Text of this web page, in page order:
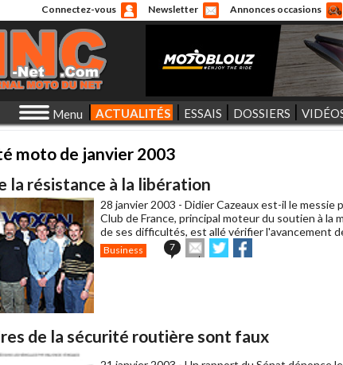
Connectez-vous Newsletter Annonces occasions
Menu ACTUALITÉS ESSAIS DOSSIERS
moto de janvier 2003
la résistance à la libération
28 janvier 2003 - Didier Cazeaux est-il le messie
Club de France, principal moteur du soutien à la
de ses difficultés, est allé vérifier l'avancement
Business 7
Envoyer
cet
Partager
sur sur
de la sécurité routière sont faux